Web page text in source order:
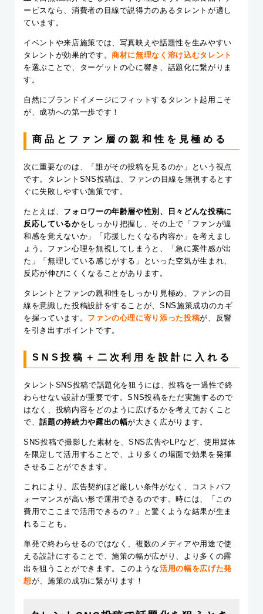
ービスなら、消費者の目線で説得力のあるタレントが適し
ています。
イベントや来店施策では、写真映えや話題性を生みやすい
タレントが効果的です。商材に無理なく溶け込むタレント
を選ぶことで、ターゲットの心に響き、話題化に繋がりま
す。
自然にブランドイメージにフィットするタレント起用こそ
が、成功への第一歩です！
商品とファン層の親和性を見極める
次に重要なのは、「誰がその投稿を見るのか」という視点
です。タレントSNS投稿は、ファンの目線を無視するとす
ぐに失敗しやすい施策です。
たとえば、 フォロワーの年齢層や性別、日々どんな投稿に
反応しているかをしっかり把握し、その上で「ファンが違
和感を覚えないか」「応援したくなる内容か」を考えまし
ょう。ファン心理を無視してしまうと、「急に案件感が出
た」「無理している感じがする」といった空気が生まれ、
反応が伸びにくくなることがあります。
タレントとファンの親和性をしっかり見極め、ファンの目
線を意識した投稿設計をすることが、SNS施策成功のカギ
を握っています。 ファンの心理に寄り添った投稿が、反響
を引き出すポイントです。
SNS投稿＋二次利用を設計に入れる
タレントSNS投稿で話題化を狙うには、投稿を一過性で終
わらせない設計が重要です。SNS投稿をただ実施するので
はなく、投稿内容をどのように広げるかを考えておくこと
で、話題の持続力や露出の幅が大きく広がります。
SNS投稿で撮影した素材を、SNS広告やLPなど、使用媒体
を限定して活用することで、より多くの場面で効果を発揮
させることができます。
これにより、広告契約ほど厳しい条件がなく、コストパフ
ォーマンスが高い形で運用できるのです。時には、「この
費用でここまで活用できるの？」と驚くような結果が生ま
れることも。
単発で終わらせるのではなく、複数のメディアや用途で使
える設計にすることで、施策の幅が広がり、より多くの露
出を狙うことができます。このような活用の幅を広げた発
想が、施策の成功に繋がります！